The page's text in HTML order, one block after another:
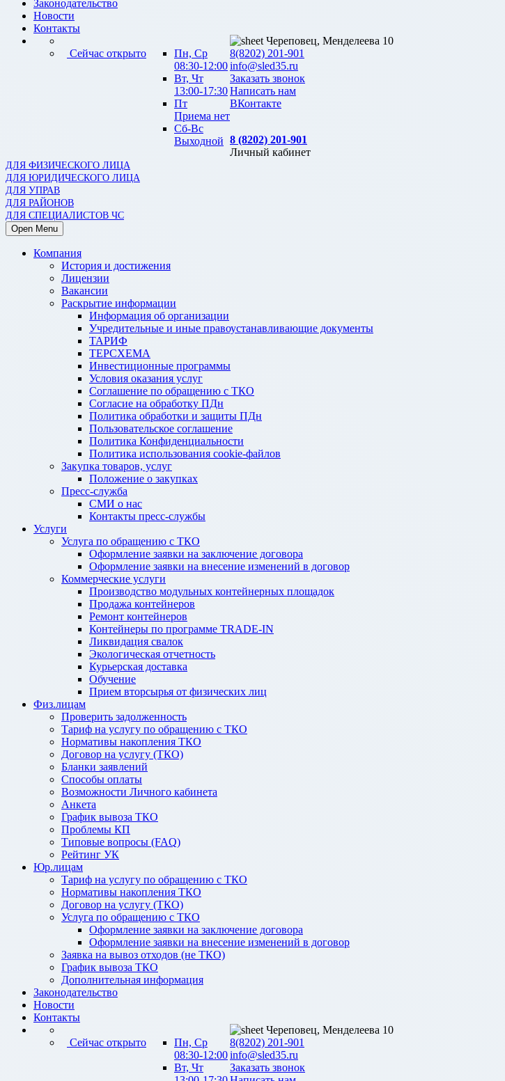
Законодательство
Новости
Контакты
Сейчас открыто
Пн, Ср
08:30-12:00
Вт, Чт
13:00-17:30
Пт
Приема нет
Сб-Вс
Выходной
Череповец, Менделеева 10
8(8202) 201-901
info@sled35.ru
Заказать звонок
Написать нам
ВКонтакте
8 (8202) 201-901
Личный кабинет
ДЛЯ ФИЗИЧЕСКОГО ЛИЦА
ДЛЯ ЮРИДИЧЕСКОГО ЛИЦА
ДЛЯ УПРАВ
ДЛЯ РАЙОНОВ
ДЛЯ СПЕЦИАЛИСТОВ ЧС
Open Menu
Компания
История и достижения
Лицензии
Вакансии
Раскрытие информации
Информация об организации
Учредительные и иные правоустанавливающие документы
ТАРИФ
ТЕРСХЕМА
Инвестиционные программы
Условия оказания услуг
Соглашение по обращению с ТКО
Согласие на обработку ПДн
Политика обработки и защиты ПДн
Пользовательское соглашение
Политика Конфиденциальности
Политика использования cookie-файлов
Закупка товаров, услуг
Положение о закупках
Пресс-служба
СМИ о нас
Контакты пресс-службы
Услуги
Услуга по обращению с ТКО
Оформление заявки на заключение договора
Оформление заявки на внесение изменений в договор
Коммерческие услуги
Производство модульных контейнерных площадок
Продажа контейнеров
Ремонт контейнеров
Контейнеры по программе TRADE-IN
Ликвидация свалок
Экологическая отчетность
Курьерская доставка
Обучение
Прием вторсырья от физических лиц
Физ.лицам
Проверить задолженность
Тариф на услугу по обращению с ТКО
Нормативы накопления ТКО
Договор на услугу (ТКО)
Бланки заявлений
Способы оплаты
Возможности Личного кабинета
Анкета
График вывоза ТКО
Проблемы КП
Типовые вопросы (FAQ)
Рейтинг УК
Юр.лицам
Тариф на услугу по обращению с ТКО
Нормативы накопления ТКО
Договор на услугу (ТКО)
Услуга по обращению с ТКО
Оформление заявки на заключение договора
Оформление заявки на внесение изменений в договор
Заявка на вывоз отходов (не ТКО)
График вывоза ТКО
Дополнительная информация
Законодательство
Новости
Контакты
Сейчас открыто
Пн, Ср
08:30-12:00
Вт, Чт
Череповец, Менделеева 10
8(8202) 201-901
info@sled35.ru
Заказать звонок